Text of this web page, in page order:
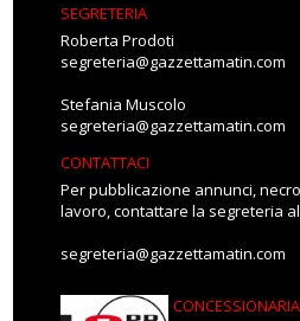
SEGRETERIA
Roberta Prodoti
segreteria@gazzettamatin.com
Stefania Muscolo
segreteria@gazzettamatin.com
CONTATTACI
Per pubblicazione annunci,
lavoro, contattare la segreteria
segreteria@gazzettamatin.com